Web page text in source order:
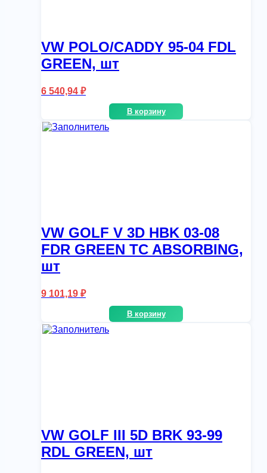
VW POLO/CADDY 95-04 FDL
GREEN, шт
6 540,94 ₽
В корзину
VW GOLF V 3D HBK 03-08
FDR GREEN TC ABSORBING,
шт
9 101,19 ₽
В корзину
VW GOLF III 5D BRK 93-99
RDL GREEN, шт